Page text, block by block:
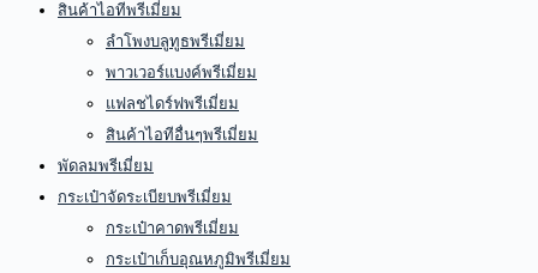
สินค้าไอทีพรีเมี่ยม
ลำโพงบลูทูธพรีเมี่ยม
พาวเวอร์แบงค์พรีเมี่ยม
แฟลชไดร์ฟพรีเมี่ยม
สินค้าไอทีอื่นๆพรีเมี่ยม
พัดลมพรีเมี่ยม
กระเป๋าจัดระเบียบพรีเมี่ยม
กระเป๋าคาดพรีเมี่ยม
กระเป๋าเก็บอุณหภูมิพรีเมี่ยม